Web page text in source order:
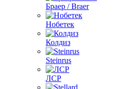
Браер / Braer
Нобетек
Колдиз
Steinrus
ЛСР